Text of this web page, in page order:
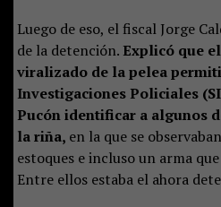
Luego de eso, el fiscal Jorge
de la detención. Explicó que
viralizado de la pelea
Investigaciones Policiales
Pucón identificar a algunos
la riña, en la que se
estoques e incluso un arma
Entre ellos estaba el ahora